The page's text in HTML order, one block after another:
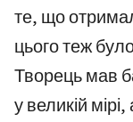
те, що
цього теж
Творець мав
у великій